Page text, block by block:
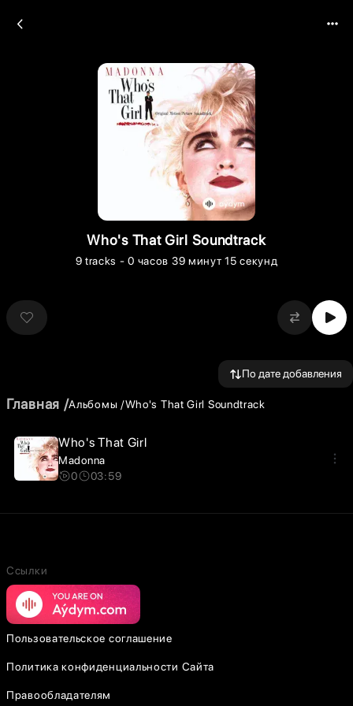
Who's That Girl Soundtrack
9 tracks - 0 часов 39 минут 15 секунд
По дате добавления
Главная Альбомы Who's That Girl Soundtrack
Who's That Girl
Madonna
0
03:59
Ссылки
Пользовательское соглашение
Политика конфиденциальности Сайта
Правообладателям